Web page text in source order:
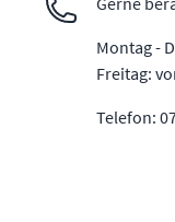
Montag -
Freitag:
Telefon: